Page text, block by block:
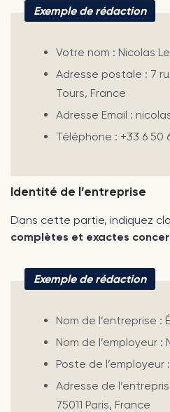
Exemple de rédaction
Votre nom : Nicolas
Adresse postale : 7
Tours, France
Adresse Email :
Téléphone : +33 6 50
Identité de l’entreprise
Dans cette partie, indiquez
complètes et exactes
Exemple de rédaction
Nom de l’entreprise :
Nom de l’employeur :
Poste de l’employeur
Adresse de
75011 Paris, France